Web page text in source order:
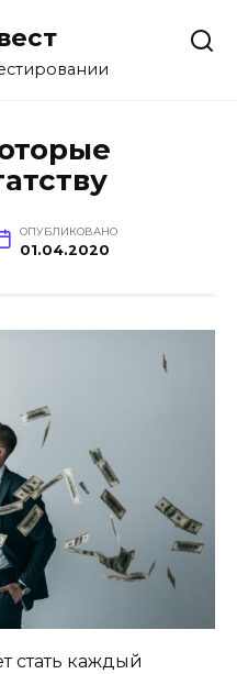
ОПУБЛИКОВАНО
01.04.2020
стать каждый